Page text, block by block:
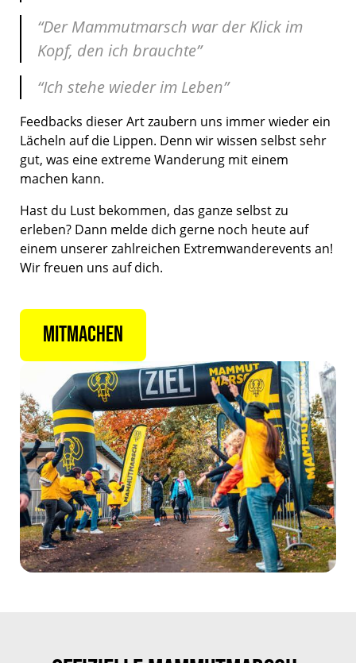
“Der Mammutmarsch war der Klick im
Kopf, den ich brauchte”
“Ich stehe wieder im Leben”
Feedbacks dieser Art zaubern uns immer wieder ein
Lächeln auf die Lippen. Denn wir wissen selbst sehr
gut, was eine extreme Wanderung mit einem
machen kann.
Hast du Lust bekommen, das ganze selbst zu
erleben? Dann melde dich gerne noch heute auf
einem unserer zahlreichen Extremwanderevents an!
Wir freuen uns auf dich.
MITMACHEN